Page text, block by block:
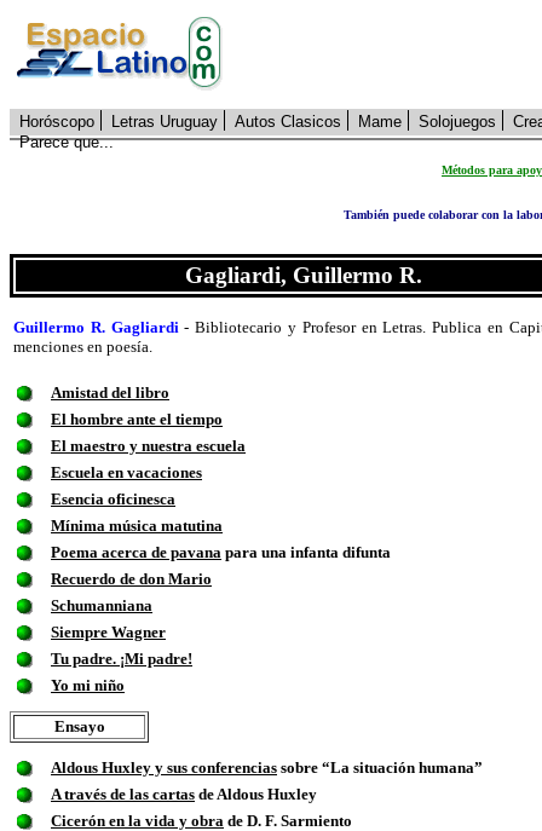
Horóscopo Letras Uruguay Autos Clasicos Mame Solojuegos
Parece que...
Métodos para
También puede colaborar con la
Gagliardi, Guillermo R.
Guillermo R. Gagliardi- Bibliotecario y Profesor en Letras. Publica en
menciones en poesía.
Amistad del libro
El hombre ante el tiempo
El maestro y nuestra escuela
Escuela en vacaciones
Esencia oficinesca
Mínima música matutina
Poema acerca de pavana para una infanta difunta
Recuerdo de don Mario
Schumanniana
Siempre Wagner
Tu padre. ¡Mi padre!
Yo mi niño
Ensayo
Aldous Huxley y sus conferencias sobre “La situación humana”
A través de las cartas de Aldous Huxley
Cicerón en la vida y obra de D. F. Sarmiento